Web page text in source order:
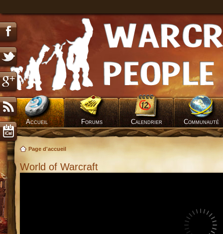
Accueil Forums Calendrier Communauté
Page d'accueil
World of Warcraft